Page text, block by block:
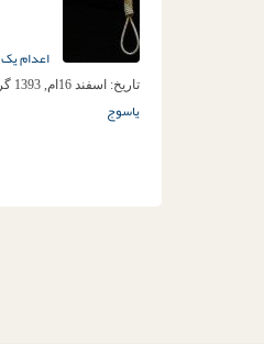
اعدام
تاریخ: اسفند 16ام, 1393
یاسوج